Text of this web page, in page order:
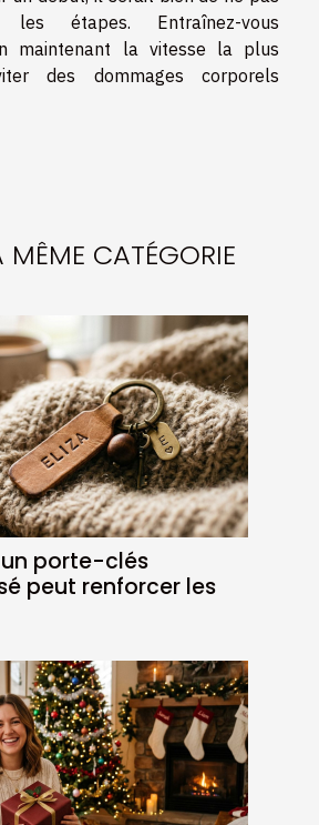
étapes. Entraînez-vous
maintenant la vitesse la plus
des dommages corporels
MÊME CATÉGORIE
porte-clés
peut renforcer les